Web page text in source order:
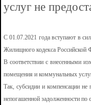
услуг не
С 01.07.2021 года вступают в
Жилищного кодекса Российской
В соответствии с внесенными
помещения и коммунальных
Так, субсидии и компенсации
непогашенной задолженности по